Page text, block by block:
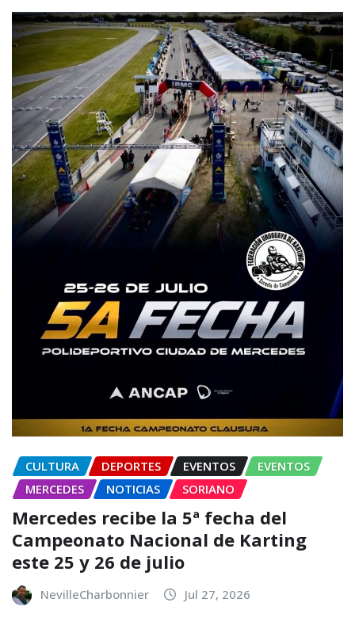
CULTURA DEPORTES EVENTOS
EVENTOS
MERCEDES
NOTICIAS SORIANO
Mercedes recibe la 5ª fecha del
Campeonato Nacional de Karting
este 25 y 26 de julio
NevilleCharbonnier Jul 27, 2026